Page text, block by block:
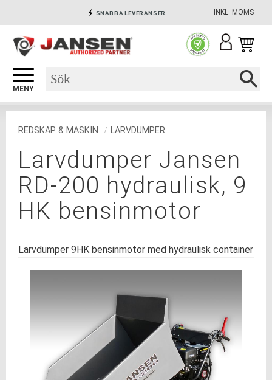
Meny
INKL. MOMS
SNABBA LEVERANSER
SÄKRA BETALNINGAR
REDSKAP & MASKIN LARVDUMPER
Larvdumper Jansen
RD-200 hydraulisk, 9
HK bensinmotor
Larvdumper 9HK bensinmotor med hydraulisk container